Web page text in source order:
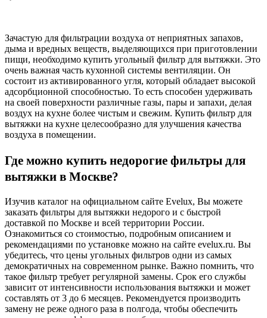
Зачастую для фильтрации воздуха от неприятных запахов,
дыма и вредных веществ, выделяющихся при приготовлении
пищи, необходимо купить угольный фильтр для вытяжки. Это
очень важная часть кухонной системы вентиляции. Он
состоит из активированного угля, который обладает высокой
адсорбционной способностью. То есть способен удерживать
на своей поверхности различные газы, пары и запахи, делая
воздух на кухне более чистым и свежим. Купить фильтр для
вытяжки на кухне целесообразно для улучшения качества
воздуха в помещении.
Где можно купить недорогие фильтры для
вытяжки в Москве?
Изучив каталог на официальном сайте Evelux, Вы можете
заказать фильтры для вытяжки недорого и с быстрой
доставкой по Москве и всей территории России.
Ознакомиться со стоимостью, подробным описанием и
рекомендациями по установке можно на сайте evelux.ru. Вы
убедитесь, что цены угольных фильтров одни из самых
демократичных на современном рынке. Важно помнить, что
такое фильтр требует регулярной замены. Срок его службы
зависит от интенсивности использования вытяжки и может
составлять от 3 до 6 месяцев. Рекомендуется производить
замену не реже одного раза в полгода, чтобы обеспечить